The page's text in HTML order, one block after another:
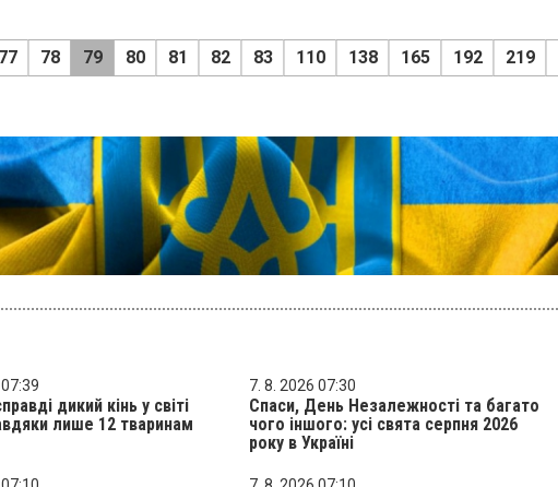
77 78 79 80 81 82 83 110 138 165 192 219
дикий кінь у світі
лише 12 тваринам
7. 8. 2026 07:30
Спаси, День Незалежності та багато
чого іншого: усі свята серпня 2026
року в Україні